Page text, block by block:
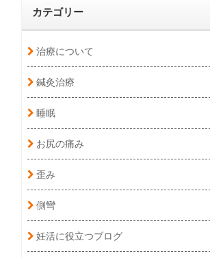
カテゴリー
治療について
鍼灸治療
睡眠
お尻の痛み
歪み
側彎
妊活に役立つブログ